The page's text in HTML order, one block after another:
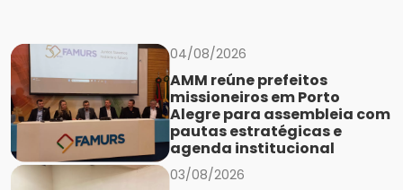
04/08/2026
AMM reúne prefeitos
missioneiros em Porto
Alegre para assembleia com
pautas estratégicas e
agenda institucional
03/08/2026